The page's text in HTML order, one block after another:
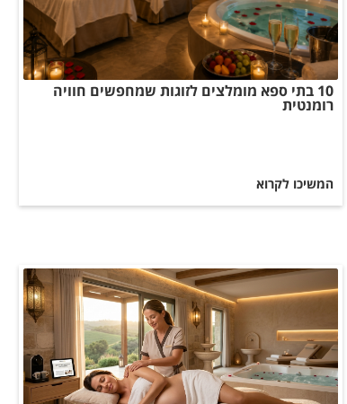
10 בתי ספא מומלצים לזוגות שמחפשים חוויה
רומנטית
המשיכו לקרוא